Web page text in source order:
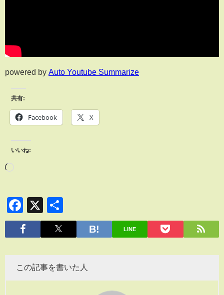
powered by Auto Youtube Summarize
共有:
Facebook X
いいね:
Facebook
X
有
LINE
この記事を書いた人